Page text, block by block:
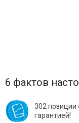
6 фактов
302
гарантией!